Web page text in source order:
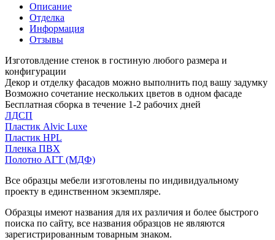
Описание
Отделка
Информация
Отзывы
Изготовлдение стенок в гостиную любого размера и
конфигурации
Декор и отделку фасадов можно выполнить под вашу задумку
Возможно сочетание нескольких цветов в одном фасаде
Бесплатная сборка в течение 1-2 рабочих дней
ЛДСП
Пластик Alvic Luxe
Пластик HPL
Пленка ПВХ
Полотно АГТ (МДФ)
Все образцы мебели изготовлены по индивидуальному
проекту в единственном экземпляре.
Образцы имеют названия для их различия и более быстрого
поиска по сайту, все названия образцов не являются
зарегистрированным товарным знаком.